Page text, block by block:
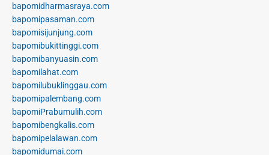
bapomidharmasraya.com
bapomipasaman.com
bapomisijunjung.com
bapomibukittinggi.com
bapomibanyuasin.com
bapomilahat.com
bapomilubuklinggau.com
bapomipalembang.com
bapomiPrabumulih.com
bapomibengkalis.com
bapomipelalawan.com
bapomidumai.com